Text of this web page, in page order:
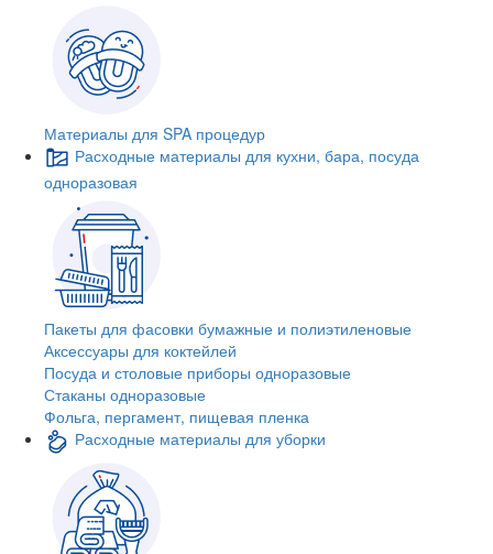
Материалы для SPA процедур
Расходные материалы для кухни, бара, посуда
одноразовая
Пакеты для фасовки бумажные и полиэтиленовые
Аксессуары для коктейлей
Посуда и столовые приборы одноразовые
Стаканы одноразовые
Фольга, пергамент, пищевая пленка
Расходные материалы для уборки